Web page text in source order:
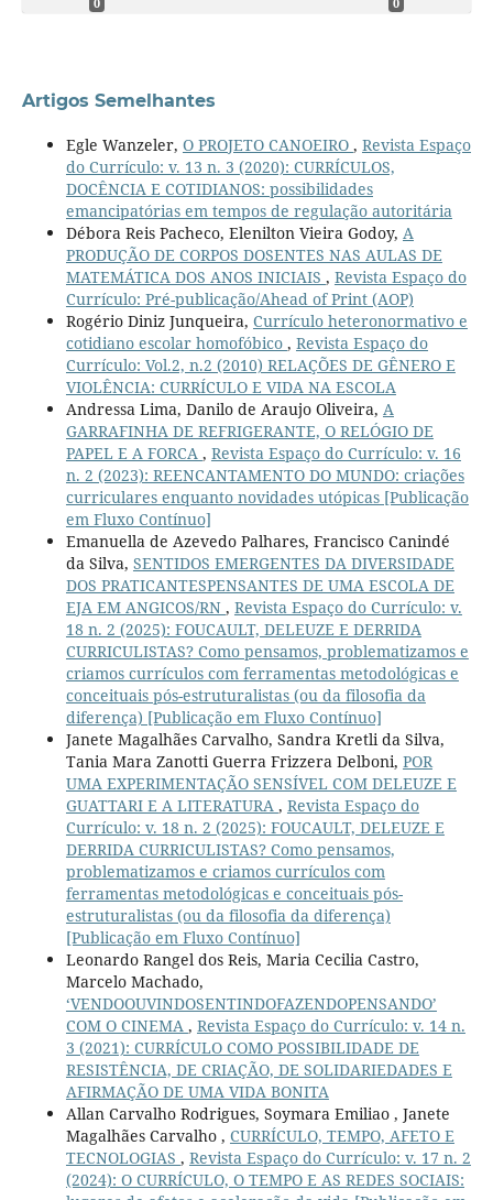
0 0
Artigos Semelhantes
Egle Wanzeler, O PROJETO CANOEIRO , Revista Espaço
do Currículo: v. 13 n. 3 (2020): CURRÍCULOS,
DOCÊNCIA E COTIDIANOS: possibilidades
emancipatórias em tempos de regulação autoritária
Débora Reis Pacheco, Elenilton Vieira Godoy, A
PRODUÇÃO DE CORPOS DOSENTES NAS AULAS DE
MATEMÁTICA DOS ANOS INICIAIS , Revista Espaço do
Currículo: Pré-publicação/Ahead of Print (AOP)
Rogério Diniz Junqueira, Currículo heteronormativo e
cotidiano escolar homofóbico , Revista Espaço do
Currículo: Vol.2, n.2 (2010) RELAÇÕES DE GÊNERO E
VIOLÊNCIA: CURRÍCULO E VIDA NA ESCOLA
Andressa Lima, Danilo de Araujo Oliveira, A
GARRAFINHA DE REFRIGERANTE, O RELÓGIO DE
PAPEL E A FORCA , Revista Espaço do Currículo: v. 16
n. 2 (2023): REENCANTAMENTO DO MUNDO: criações
curriculares enquanto novidades utópicas [Publicação
em Fluxo Contínuo]
Emanuella de Azevedo Palhares, Francisco Canindé
da Silva, SENTIDOS EMERGENTES DA DIVERSIDADE
DOS PRATICANTESPENSANTES DE UMA ESCOLA DE
EJA EM ANGICOS/RN , Revista Espaço do Currículo: v.
18 n. 2 (2025): FOUCAULT, DELEUZE E DERRIDA
CURRICULISTAS? Como pensamos, problematizamos e
criamos currículos com ferramentas metodológicas e
conceituais pós-estruturalistas (ou da filosofia da
diferença) [Publicação em Fluxo Contínuo]
Janete Magalhães Carvalho, Sandra Kretli da Silva,
Tania Mara Zanotti Guerra Frizzera Delboni, POR
UMA EXPERIMENTAÇÃO SENSÍVEL COM DELEUZE E
GUATTARI E A LITERATURA , Revista Espaço do
Currículo: v. 18 n. 2 (2025): FOUCAULT, DELEUZE E
DERRIDA CURRICULISTAS? Como pensamos,
problematizamos e criamos currículos com
ferramentas metodológicas e conceituais pós-
estruturalistas (ou da filosofia da diferença)
[Publicação em Fluxo Contínuo]
Leonardo Rangel dos Reis, Maria Cecilia Castro,
Marcelo Machado,
‘VENDOOUVINDOSENTINDOFAZENDOPENSANDO’
COM O CINEMA , Revista Espaço do Currículo: v. 14 n.
3 (2021): CURRÍCULO COMO POSSIBILIDADE DE
RESISTÊNCIA, DE CRIAÇÃO, DE SOLIDARIEDADES E
AFIRMAÇÃO DE UMA VIDA BONITA
Allan Carvalho Rodrigues, Soymara Emiliao , Janete
Magalhães Carvalho , CURRÍCULO, TEMPO, AFETO E
TECNOLOGIAS , Revista Espaço do Currículo: v. 17 n. 2
(2024): O CURRÍCULO, O TEMPO E AS REDES SOCIAIS: